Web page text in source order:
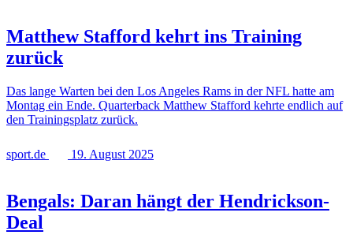
Matthew Stafford kehrt ins Training
zurück
Das lange Warten bei den Los Angeles Rams in der NFL hatte am
Montag ein Ende. Quarterback Matthew Stafford kehrte endlich auf
den Trainingsplatz zurück.
sport.de 19. August 2025
Bengals: Daran hängt der Hendrickson-
Deal